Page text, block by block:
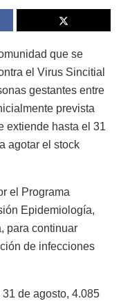
que se
el Virus Sincitial
gestantes entre
prevista
extiende hasta el 31
agotar el stock
el Programa
Epidemiología,
para continuar
de infecciones
de agosto, 4.085